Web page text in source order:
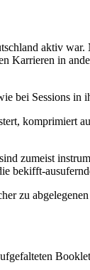
aktiv war.
Karrieren in
bei Sessions in
komprimiert
zumeist
bekifft-
zu